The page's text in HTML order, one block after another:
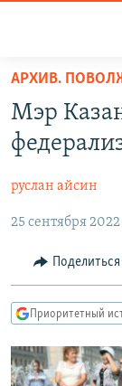
доступа
Вернуться
основному
Вернутся
главной
навигации
Вернутся
поиску
ПОДКАСТЫ
АВТОРСКИЕ
ЦИТАТЫ
МНЕНИЯ
КУЛЬТУРА
IDEL.РЕАЛИИ
СЕВЕР.РЕАЛИИ
АРХИВ.
Мэр
руслан айсин
25 сентября 2022
Поделиться
Приоритетный